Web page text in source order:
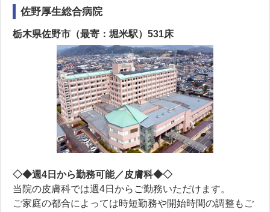
佐野厚生総合病院
栃木県佐野市（最寄：堀米駅）531床
◇◆週4日から勤務可能／皮膚科◆◇
当院の皮膚科では週4日からご勤務いただけます。
ご家庭の都合によっては時短勤務や開始時間の調整もご